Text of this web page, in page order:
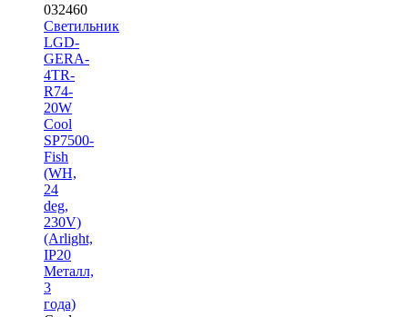
032460
Светильник
LGD-
GERA-
4TR-
R74-
20W
Cool
SP7500-
Fish
(WH,
24
deg,
230V)
(Arlight,
IP20
Металл,
3
года)